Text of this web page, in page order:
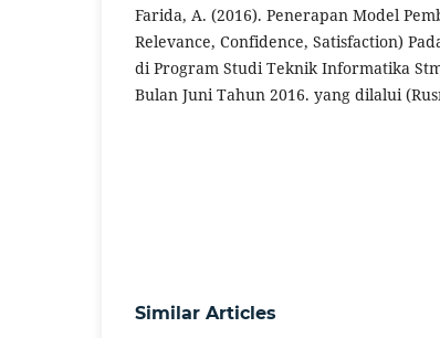
Farida, A. (2016). Penerapan Model
Relevance, Confidence, Satisfaction)
di Program Studi Teknik Informatika
Bulan Juni Tahun 2016. yang dilalui
Similar Articles